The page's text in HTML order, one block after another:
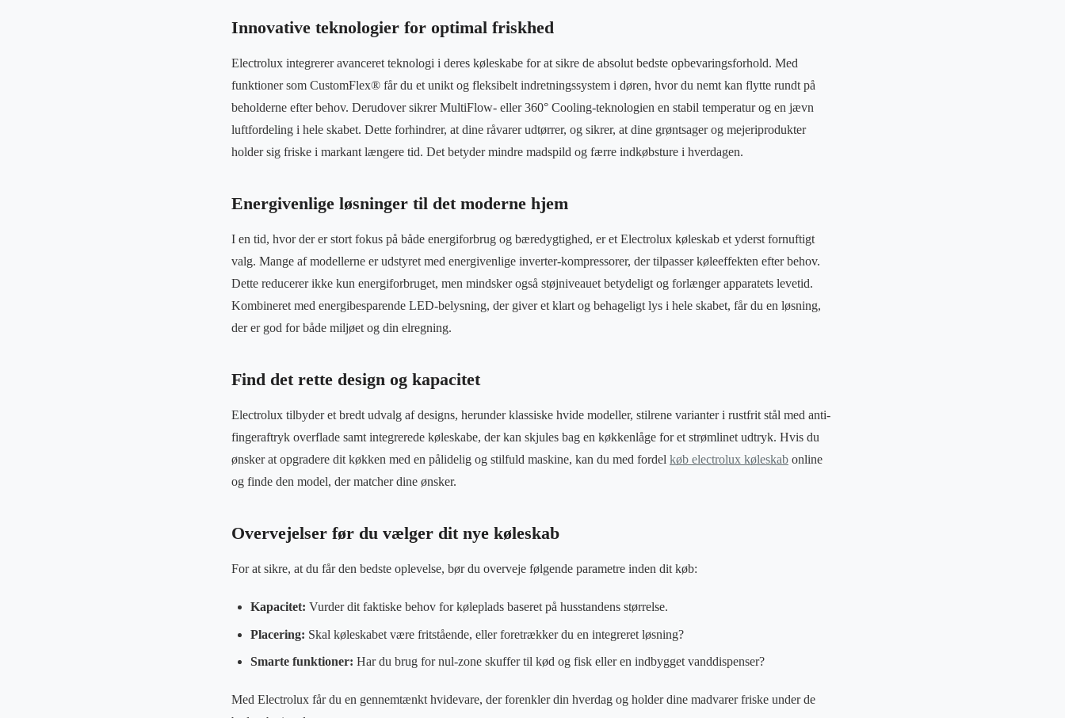
Innovative teknologier for optimal friskhed
Electrolux integrerer avanceret teknologi i deres køleskabe for at sikre de absolut bedste opbevaringsforhold. Med
funktioner som CustomFlex® får du et unikt og fleksibelt indretningssystem i døren, hvor du nemt kan flytte rundt på
beholderne efter behov. Derudover sikrer MultiFlow- eller 360° Cooling-teknologien en stabil temperatur og en jævn
luftfordeling i hele skabet. Dette forhindrer, at dine råvarer udtørrer, og sikrer, at dine grøntsager og mejeriprodukter
holder sig friske i markant længere tid. Det betyder mindre madspild og færre indkøbsture i hverdagen.
Energivenlige løsninger til det moderne hjem
I en tid, hvor der er stort fokus på både energiforbrug og bæredygtighed, er et Electrolux køleskab et yderst fornuftigt
valg. Mange af modellerne er udstyret med energivenlige inverter-kompressorer, der tilpasser køleeffekten efter behov.
Dette reducerer ikke kun energiforbruget, men mindsker også støjniveauet betydeligt og forlænger apparatets levetid.
Kombineret med energibesparende LED-belysning, der giver et klart og behageligt lys i hele skabet, får du en løsning,
der er god for både miljøet og din elregning.
Find det rette design og kapacitet
Electrolux tilbyder et bredt udvalg af designs, herunder klassiske hvide modeller, stilrene varianter i rustfrit stål med anti-
fingeraftryk overflade samt integrerede køleskabe, der kan skjules bag en køkkenlåge for et strømlinet udtryk. Hvis du
ønsker at opgradere dit køkken med en pålidelig og stilfuld maskine, kan du med fordel køb electrolux køleskab online
og finde den model, der matcher dine ønsker.
Overvejelser før du vælger dit nye køleskab
For at sikre, at du får den bedste oplevelse, bør du overveje følgende parametre inden dit køb:
Kapacitet: Vurder dit faktiske behov for køleplads baseret på husstandens størrelse.
Placering: Skal køleskabet være fritstående, eller foretrækker du en integreret løsning?
Smarte funktioner: Har du brug for nul-zone skuffer til kød og fisk eller en indbygget vanddispenser?
Med Electrolux får du en gennemtænkt hvidevare, der forenkler din hverdag og holder dine madvarer friske under de